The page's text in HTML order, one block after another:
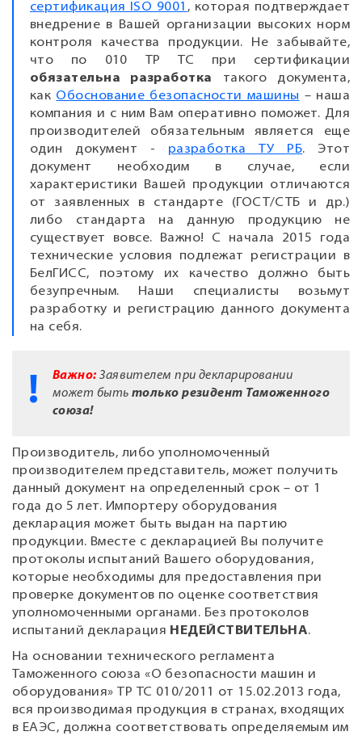
сертификация ISO 9001 , которая подтверждает
внедрение в Вашей организации высоких норм
контроля качества продукции. Не забывайте,
что по 010 ТР ТС при сертификации
обязательна разработка такого документа,
как Обоснование безопасности машины – наша
компания и с ним Вам оперативно поможет. Для
производителей обязательным является еще
один документ - разработка ТУ РБ. Этот
документ необходим в случае, если
характеристики Вашей продукции отличаются
от заявленных в стандарте (ГОСТ/СТБ и др.)
либо стандарта на данную продукцию не
существует вовсе. Важно! С начала 2015 года
технические условия подлежат регистрации в
БелГИСС, поэтому их качество должно быть
безупречным. Наши специалисты возьмут
разработку и регистрацию данного документа
на себя.
Важно:Заявителем при декларировании
может быть только резидент Таможенного
союза!
Производитель, либо уполномоченный
производителем представитель, может получить
данный документ на определенный срок – от 1
года до 5 лет. Импортеру оборудования
декларация может быть выдан на партию
продукции. Вместе с декларацией Вы получите
протоколы испытаний Вашего оборудования,
которые необходимы для предоставления при
проверке документов по оценке соответствия
уполномоченными органами. Без протоколов
испытаний декларация НЕДЕЙСТВИТЕЛЬНА.
На основании технического регламента
Таможенного союза «О безопасности машин и
оборудования» ТР ТС 010/2011 от 15.02.2013 года,
вся производимая продукция в странах, входящих
в ЕАЭС, должна соответствовать определяемым им